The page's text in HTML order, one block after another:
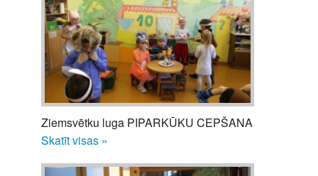
Ziemsvētku luga PIPARKŪKU CEPŠANA
Skatīt visas »